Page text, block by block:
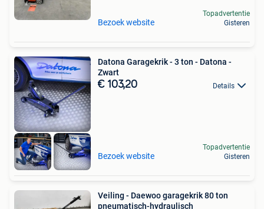
Bezoek website
Topadvertentie
Gisteren
Datona Garagekrik - 3 ton - Datona -
Zwart
€ 103,20 Details
Bezoek website
Topadvertentie
Gisteren
Veiling - Daewoo garagekrik 80 ton
pneumatisch-hydraulisch